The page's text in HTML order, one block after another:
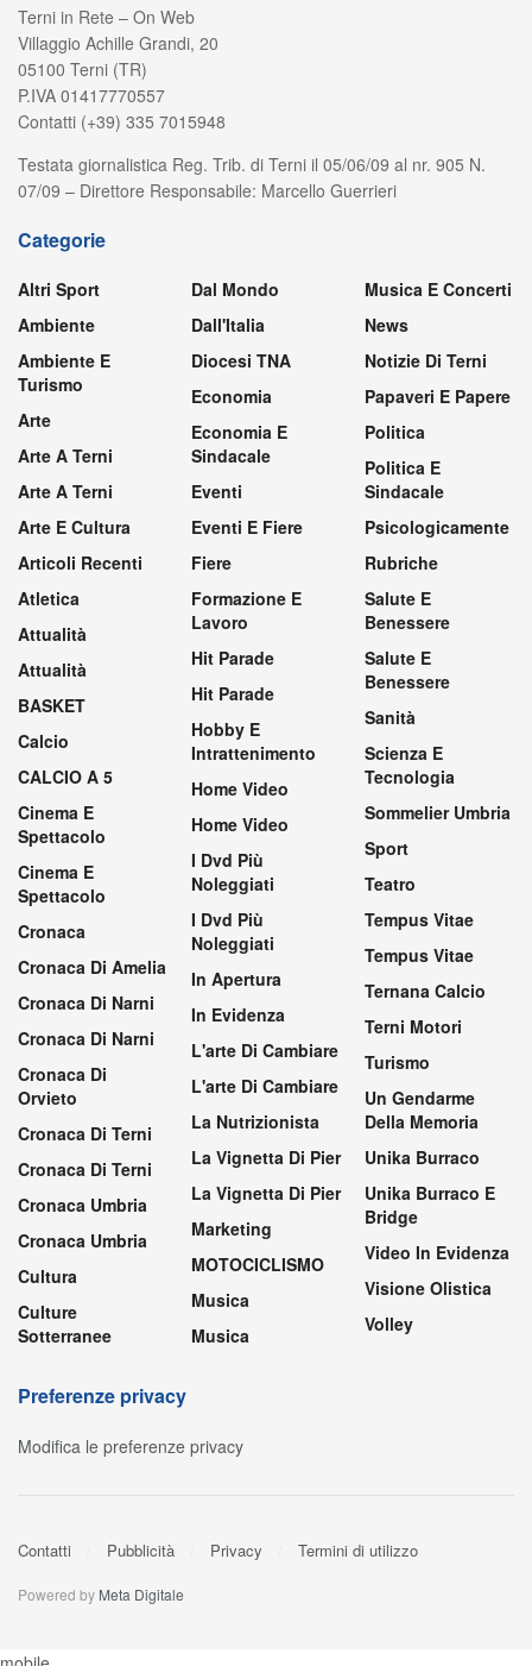
Terni in Rete – On Web
Villaggio Achille Grandi, 20
05100 Terni (TR)
P.IVA 01417770557
Contatti (+39) 335 7015948
Testata giornalistica Reg. Trib. di Terni il 05/06/09 al nr. 905 N.
07/09 – Direttore Responsabile: Marcello Guerrieri
Categorie
Altri Sport
Ambiente
Ambiente E
Turismo
Arte
Arte A Terni
Arte A Terni
Arte E Cultura
Articoli Recenti
Atletica
Attualità
Attualità
BASKET
Calcio
CALCIO A 5
Cinema E
Spettacolo
Cinema E
Spettacolo
Cronaca
Cronaca Di Amelia
Cronaca Di Narni
Cronaca Di Narni
Cronaca Di
Orvieto
Cronaca Di Terni
Cronaca Di Terni
Cronaca Umbria
Cronaca Umbria
Cultura
Culture
Sotterranee
Dal Mondo
Dall'Italia
Diocesi TNA
Economia
Economia E
Sindacale
Eventi
Eventi E Fiere
Fiere
Formazione E
Lavoro
Hit Parade
Hit Parade
Hobby E
Intrattenimento
Home Video
Home Video
I Dvd Più
Noleggiati
I Dvd Più
Noleggiati
In Apertura
In Evidenza
L'arte Di Cambiare
L'arte Di Cambiare
La Nutrizionista
La Vignetta Di Pier
La Vignetta Di Pier
Marketing
MOTOCICLISMO
Musica
Musica
Musica E Concerti
News
Notizie Di Terni
Papaveri E Papere
Politica
Politica E
Sindacale
Psicologicamente
Rubriche
Salute E
Benessere
Salute E
Benessere
Sanità
Scienza E
Tecnologia
Sommelier Umbria
Sport
Teatro
Tempus Vitae
Tempus Vitae
Ternana Calcio
Terni Motori
Turismo
Un Gendarme
Della Memoria
Unika Burraco
Unika Burraco E
Bridge
Video In Evidenza
Visione Olistica
Volley
Preferenze privacy
Modifica le preferenze privacy
Contatti Pubblicità Privacy Termini di utilizzo
Powered by Meta Digitale